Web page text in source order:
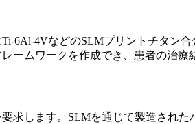
6Al-4VなどのSLMプリントチタン
ームワークを作成でき、患者の治
求します。SLMを通じて製造され